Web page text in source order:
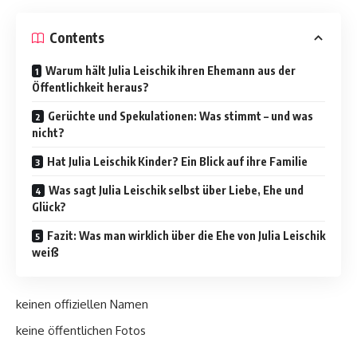
Contents
Warum hält Julia Leischik ihren Ehemann aus der
Öffentlichkeit heraus?
Gerüchte und Spekulationen: Was stimmt – und was
nicht?
Hat Julia Leischik Kinder? Ein Blick auf ihre Familie
Was sagt Julia Leischik selbst über Liebe, Ehe und
Glück?
Fazit: Was man wirklich über die Ehe von Julia Leischik
weiß
keinen offiziellen Namen
keine öffentlichen Fotos